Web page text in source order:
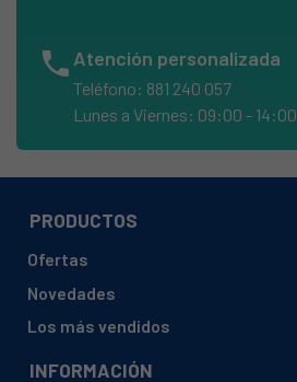
BALAY, 3WG1927/03
BALAY, 3WG1927E/01
BALAY, 3WG1929X/01
BALAY, 3WG1929X/02
BALAY, 3WG1929XP/01
BALAY, 3WG1929XP/02
BALAY, 3WG2430/01
BALAY, 3WG2434/01
BALAY, 3WG2434E/01
phone Atención personalizada
Teléfono: 881 240 057
Lunes a Viernes: 09:00 - 14:00
PRODUCTOS
Ofertas
Novedades
Los más vendidos
INFORMACIÓN